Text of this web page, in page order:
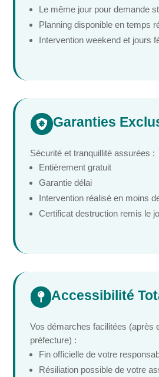
Le même jour pour demande
Planning disponible en temps
Intervention weekend et jours
 Garanties
Sécurité et tranquillité assurées :
Entièrement gratuit
Garantie délai
Intervention réalisé en moins
Certificat destruction remis le
 Accessibilité
Vos démarches facilitées (après
préfecture) :
Fin officielle de votre
Résiliation possible de votre